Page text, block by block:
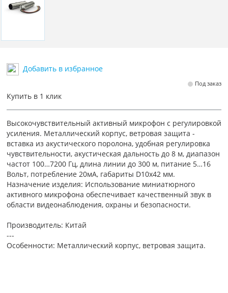
Добавить в избранное
Под заказ
Купить в 1 клик
Высокочувствительный активный микрофон с регулировкой
усиления. Металлический корпус, ветровая защита -
вставка из акустического поролона, удобная регулировка
чувствительности, акустическая дальность до 8 м, диапазон
частот 100…7200 Гц, длина линии до 300 м, питание 5…16
Вольт, потребление 20мА, габариты D10х42 мм.
Назначение изделия: Использование миниатюрного
активного микрофона обеспечивает качественный звук в
области видеонаблюдения, охраны и безопасности.
Производитель: Китай
---
Особенности: Металлический корпус, ветровая защита.